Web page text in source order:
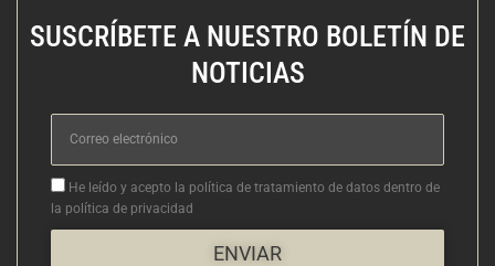
SUSCRÍBETE A NUESTRO BOLETÍN DE
NOTICIAS
Correo
electrónico
Aceptacion
He leído y acepto la política de tratamiento de datos dentro de
la política de privacidad
ENVIAR